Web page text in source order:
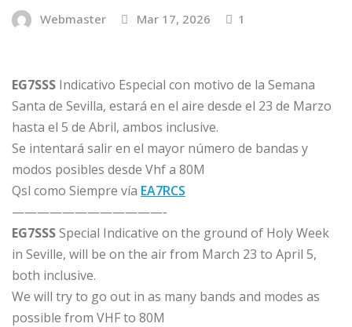
Webmaster Mar 17, 2026 1
EG7SSS Indicativo Especial con motivo de la Semana
Santa de Sevilla, estará en el aire desde el 23 de Marzo
hasta el 5 de Abril, ambos inclusive.
Se intentará salir en el mayor número de bandas y
modos posibles desde Vhf a 80M
Qsl como Siempre vía EA7RCS
————————————-
EG7SSSSpecial Indicative on the ground of Holy Week
in Seville, will be on the air from March 23 to April 5,
both inclusive.
We will try to go out in as many bands and modes as
possible from VHF to 80M